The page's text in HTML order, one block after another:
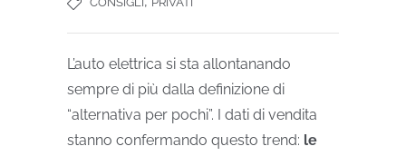
L’auto elettrica si sta allontanando
sempre di più dalla definizione di
“alternativa per pochi”. I dati di vendita
stanno confermando questo trend: le